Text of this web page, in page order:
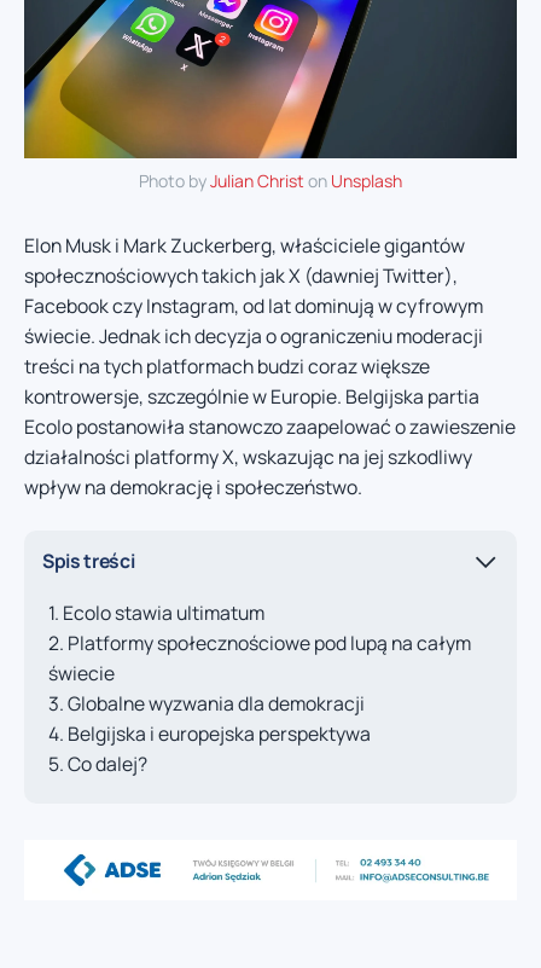
Photo byJulian Christ on Unsplash
Elon Musk i Mark Zuckerberg, właściciele gigantów
społecznościowych takich jak X (dawniej Twitter),
Facebook czy Instagram, od lat dominują w cyfrowym
świecie. Jednak ich decyzja o ograniczeniu moderacji
treści na tych platformach budzi coraz większe
kontrowersje, szczególnie w Europie. Belgijska partia
Ecolo postanowiła stanowczo zaapelować o zawieszenie
działalności platformy X, wskazując na jej szkodliwy
wpływ na demokrację i społeczeństwo.
Spis treści
Ecolo stawia ultimatum
Platformy społecznościowe pod lupą na całym
świecie
Globalne wyzwania dla demokracji
Belgijska i europejska perspektywa
Co dalej?